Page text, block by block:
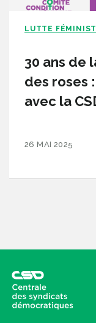
LUTTE
30 ans de
des roses
avec la
26 MAI 2025